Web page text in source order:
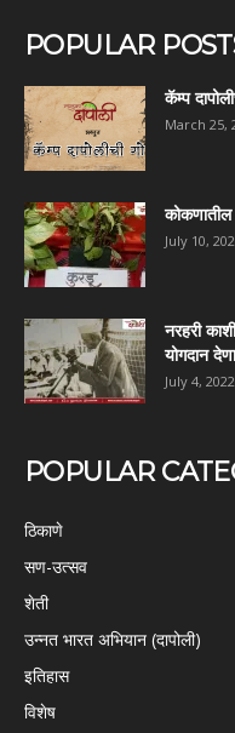
POPULAR
कॅम्प
March 25,
कोकणातील
July 10,
नरहरी
योगदान
July 4, 2022
POPULAR
ठिकाणे
सण-उत्सव
शेती
उन्नत भारत अभियान (दापोली)
इतिहास
विशेष